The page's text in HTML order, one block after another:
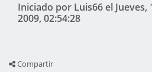
Iniciado por Luis66 el Jueves,
2009, 02:54:28
Compartir